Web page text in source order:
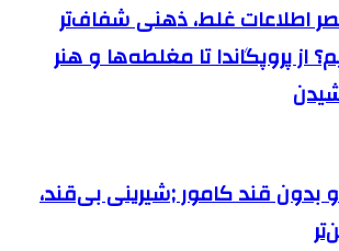
اطلاعات غلط، ذهنی شفاف‌تر
از پروپگاندا تا مغلطه‌ها و هنر
بدون قند کامور ;شیرینی بی‌قند،